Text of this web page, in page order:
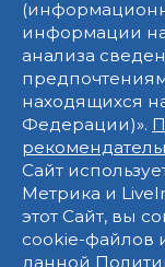
информации на
анализа
находящихся
Федерации)».
Сайт
Метрика и
этот Сайт, вы
cookie-файлов
данной